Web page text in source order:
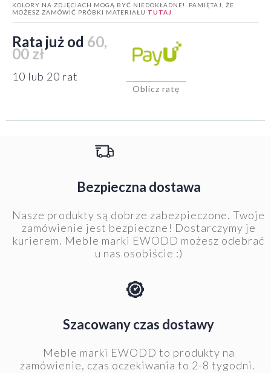
KOLORY NA ZDJĘCIACH MOGĄ BYĆ NIEDOKŁADNE!. PAMIĘTAJ, ŻE
MOŻESZ ZAMÓWIĆ PRÓBKI MATERIAŁU TUTAJ
Rata już od 60,
00 zł
10 lub 20 rat
Oblicz ratę
Bezpieczna dostawa
Nasze produkty są dobrze zabezpieczone. Twoje
zamówienie jest bezpieczne! Dostarczymy je
kurierem. Meble marki EWODD możesz odebrać
u nas osobiście :)
Szacowany czas dostawy
Meble marki EWODD to produkty na
zamówienie, czas oczekiwania to 2-8 tygodni.